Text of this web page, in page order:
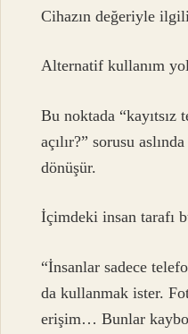
Cihazın değeriyle
Alternatif kullanım
Bu noktada “kayıtsız
açılır?” sorusu
dönüşür.
İçimdeki insan tarafı
“İnsanlar sadece
da kullanmak ister.
erişim… Bunlar